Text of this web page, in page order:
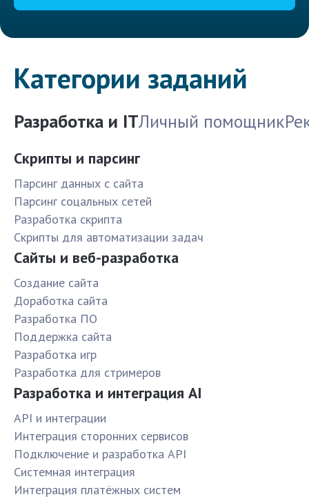
Категории заданий
Разработка и ITЛичный помощник
Скрипты и парсинг
Парсинг данных с сайта
Парсинг соцальных сетей
Разработка скрипта
Скрипты для автоматизации задач
Сайты и веб-разработка
Создание сайта
Доработка сайта
Разработка ПО
Поддержка сайта
Разработка игр
Разработка для стримеров
Разработка и интеграция AI
API и интеграции
Интеграция сторонних сервисов
Подключение и разработка API
Системная интеграция
Интеграция платёжных систем